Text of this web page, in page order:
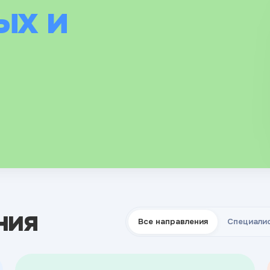
и
Все направления